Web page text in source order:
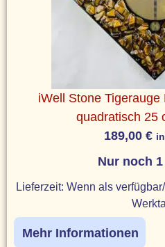
iWell Stone
quadratisch 25
189,00 €
Nur noch
Lieferzeit: Wenn als
Mehr Informationen